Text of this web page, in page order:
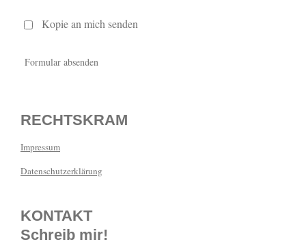
Kopie an mich senden
Formular absenden
RECHTSKRAM
Impressum
Datenschutzerklärung
KONTAKT
Schreib mir!